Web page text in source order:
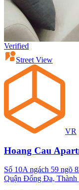
Verified
Street View
VR
Hoang Cau
Số 10A ngách 59 ngõ
Quận Đống Đa, Thành